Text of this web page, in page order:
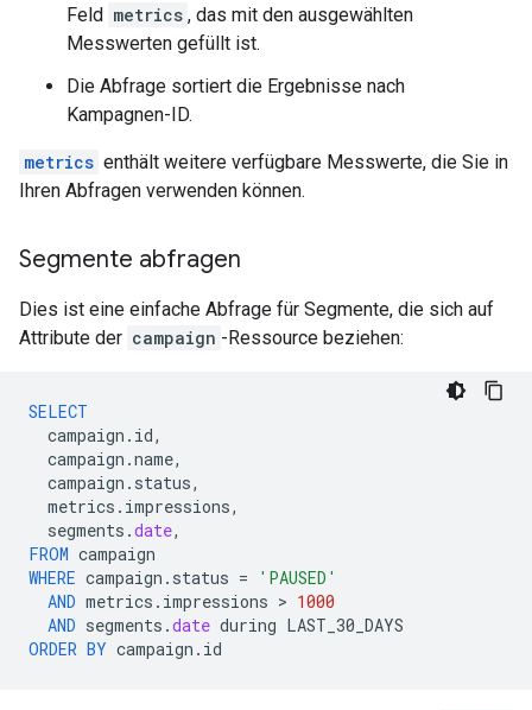
Feld metrics , das mit den ausgewählten
Messwerten gefüllt ist.
Die Abfrage sortiert die Ergebnisse nach
Kampagnen-ID.
metrics enthält weitere verfügbare Messwerte, die Sie in
Ihren Abfragen verwenden können.
Segmente abfragen
Dies ist eine einfache Abfrage für Segmente, die sich auf
Attribute der campaign -Ressource beziehen:
SELECT
campaign . id,
campaign .name,
campaign . status,
metrics . impressions,
segments .date,
FROM campaign
WHERE campaign . status =
'PAUSED'
AND metrics . impressions > 1000
AND segments .date during LAST_30_DAYS
ORDER BY campaign . id